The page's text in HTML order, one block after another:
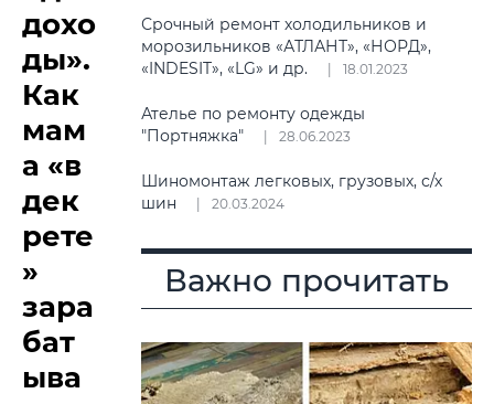
дохо
ды».
Как
мам
а «в
дек
рете
»
зара
бат
ыва
Срочный ремонт холодильников и
морозильников «АТЛАНТ», «НОРД»,
«INDESIT», «LG» и др.
18.01.2023
Ателье по ремонту одежды
"Портняжка"
28.06.2023
Шиномонтаж легковых, грузовых, с/х
шин
20.03.2024
Важно прочитать